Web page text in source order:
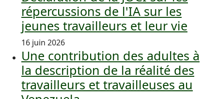
répercussions de l'IA sur les
jeunes travailleurs et leur vie
16 juin 2026
Une contribution des adultes à
la description de la réalité des
travailleurs et travailleuses au